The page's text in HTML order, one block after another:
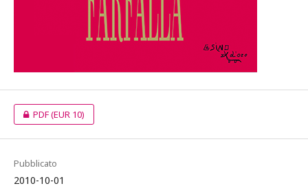
PDF(EUR 10)
Pubblicato
2010-10-01